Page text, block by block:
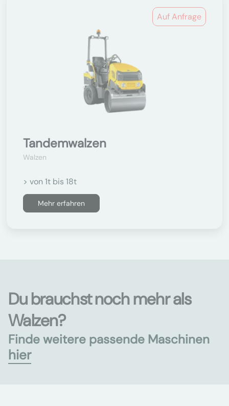
Auf Anfrage
Tandemwalzen
Walzen
> von 1t bis 18t
Mehr erfahren
Du brauchst noch mehr als
Walzen?
Finde weitere passende Maschinen
hier